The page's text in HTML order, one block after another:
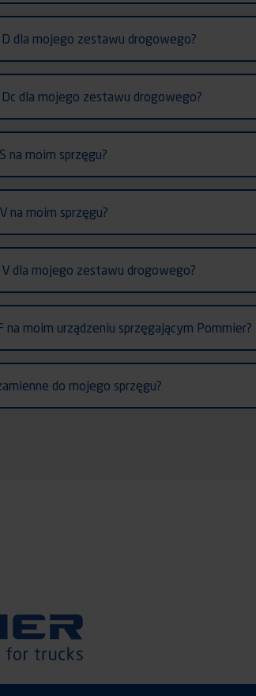
dla mojego zestawu drogowego?
dla mojego zestawu drogowego?
na moim sprzęgu?
na moim sprzęgu?
dla mojego zestawu drogowego?
na moim urządzeniu sprzęgającym Pommier?
do mojego sprzęgu?